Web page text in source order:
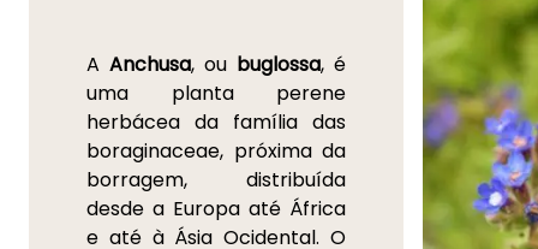
A Anchusa, ou buglossa, é
uma planta perene
herbácea da família das
boraginaceae, próxima da
borragem, distribuída
desde a Europa até África
e até à Ásia Ocidental. O